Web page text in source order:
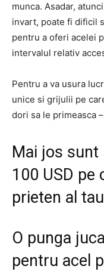
munca. Asadar,
invart, poate fi dificil
pentru a oferi acelei
intervalul relativ
Pentru a va usura
unice si grijulii pe
dori sa le primeasca
Mai jos sunt
100 USD pe
prieten al
O punga
pentru acel